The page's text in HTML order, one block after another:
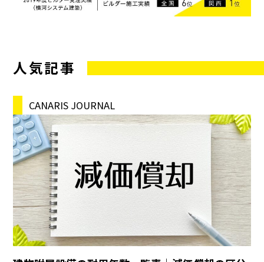
人気記事
CANARIS JOURNAL